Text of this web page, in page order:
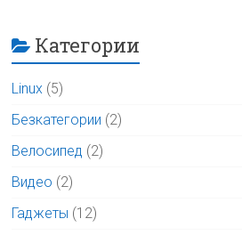
Категории
Linux (5)
Безкатегории (2)
Велосипед (2)
Видео (2)
Гаджеты (12)